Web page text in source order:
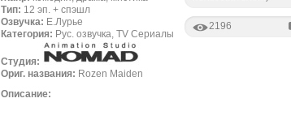
Тип: 12 эп. + спэшл
Озвучка: Е.Лурье
Категория: Рус. озвучка, TV Сериалы
Студия:
Ориг. названия: Rozen Maiden
2196
Описание: